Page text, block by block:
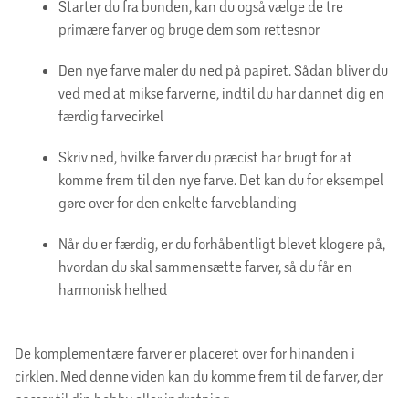
Starter du fra bunden, kan du også vælge de tre
primære farver og bruge dem som rettesnor
Den nye farve maler du ned på papiret. Sådan bliver du
ved med at mikse farverne, indtil du har dannet dig en
færdig farvecirkel
Skriv ned, hvilke farver du præcist har brugt for at
komme frem til den nye farve. Det kan du for eksempel
gøre over for den enkelte farveblanding
Når du er færdig, er du forhåbentligt blevet klogere på,
hvordan du skal sammensætte farver, så du får en
harmonisk helhed
De komplementære farver er placeret over for hinanden i
cirklen. Med denne viden kan du komme frem til de farver, der